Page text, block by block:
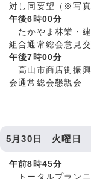
対し同要望（※写真
午後6時00分
たかやま林業・建
組合通常総会意見
午後7時00分
高山市商店街振
会通常総会懇親会
5月30日 火曜日
午前8時45分
トータルプラン